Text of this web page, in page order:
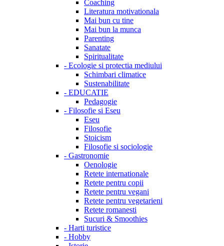
Coaching
Literatura motivationala
Mai bun cu tine
Mai bun la munca
Parenting
Sanatate
Spiritualitate
- Ecologie si protectia mediului
Schimbari climatice
Sustenabilitate
- EDUCATIE
Pedagogie
- Filosofie si Eseu
Eseu
Filosofie
Stoicism
Filosofie si sociologie
- Gastronomie
Oenologie
Retete internationale
Retete pentru copii
Retete pentru vegani
Retete pentru vegetarieni
Retete romanesti
Sucuri & Smoothies
- Harti turistice
- Hobby